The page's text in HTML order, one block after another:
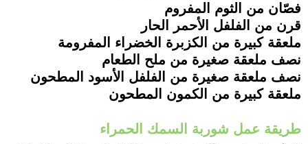
فصّان من الثوم المفروم
قرن من الفلفل الأحمر الحار
ملعقة كبيرة من الكزبرة الخضراء المفرومة
نصف ملعقة صغيرة من ملح الطعام
نصف ملعقة صغيرة من الفلفل الأسود المطحون
ملعقة كبيرة من الكمون المطحون
طريقة عمل شوربة السمك الحمراء